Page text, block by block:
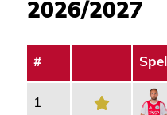
2026/2027
#
1